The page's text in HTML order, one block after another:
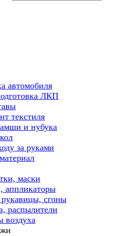
автомобиля
ЛКП
текстиля
и нубука
за руками
маски
аппликаторы
сгоны
распылители
воздуха